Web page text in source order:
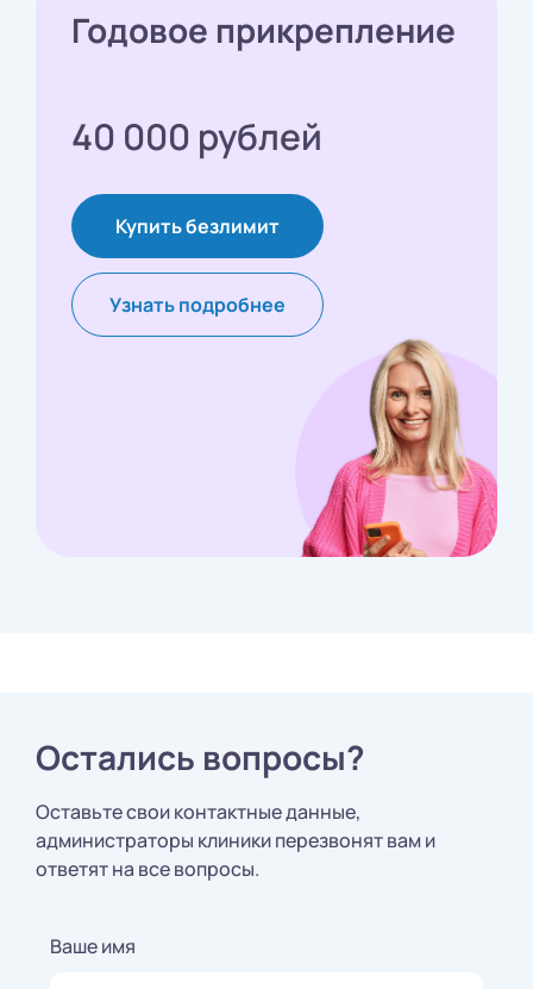
Годовое прикрепление
40 000 рублей
Купить безлимит
Узнать подробнее
Остались вопросы?
Оставьте свои контактные данные,
администраторы клиники перезвонят вам и
ответят на все вопросы.
Ваше имя